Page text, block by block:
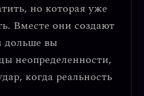
но которая уже
Вместе они создают
дольше вы
неопределенности,
когда реальность